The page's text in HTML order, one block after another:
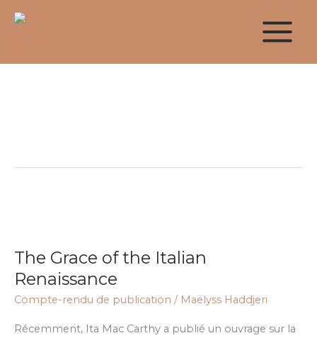
The Grace of the Italian
Renaissance
Compte-rendu de publication / Maëlyss Haddjeri
Récemment, Ita Mac Carthy a publié un ouvrage sur la
of
the
Renaissance